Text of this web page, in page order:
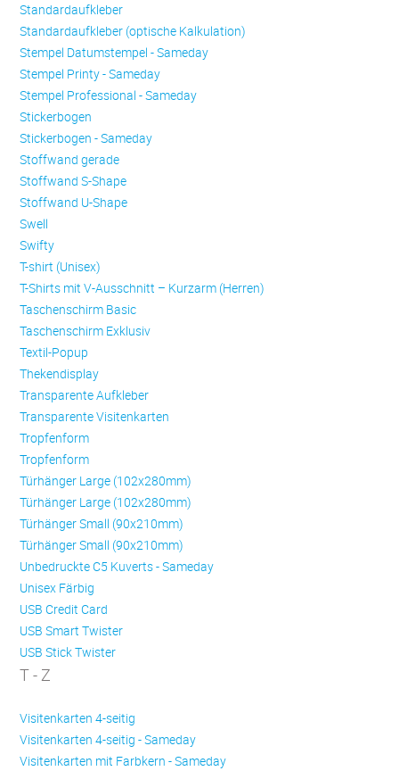
Standardaufkleber
Standardaufkleber (optische Kalkulation)
Stempel Datumstempel - Sameday
Stempel Printy - Sameday
Stempel Professional - Sameday
Stickerbogen
Stickerbogen - Sameday
Stoffwand gerade
Stoffwand S-Shape
Stoffwand U-Shape
Swell
Swifty
T-shirt (Unisex)
T-Shirts mit V-Ausschnitt – Kurzarm (Herren)
Taschenschirm Basic
Taschenschirm Exklusiv
Textil-Popup
Thekendisplay
Transparente Aufkleber
Transparente Visitenkarten
Trop­fen­form
Trop­fen­form
Türhänger Large (102x280mm)
Türhänger Large (102x280mm)
Türhänger Small (90x210mm)
Türhänger Small (90x210mm)
Unbedruckte C5 Kuverts - Sameday
Unisex Färbig
USB Credit Card
USB Smart Twister
USB Stick Twister
T - Z
Visitenkarten 4-seitig
Visitenkarten 4-seitig - Sameday
Visitenkarten mit Farbkern - Sameday